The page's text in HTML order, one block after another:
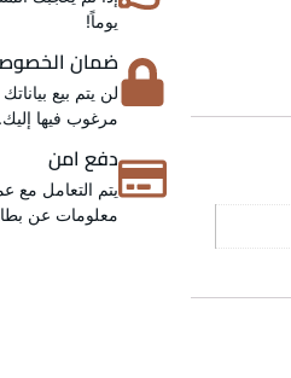
يوماً!
ضمان الخصوصية
لن يتم بيع
مرغوب فيها إليك.
دفع امن
يتم التعامل مع
معلومات عن